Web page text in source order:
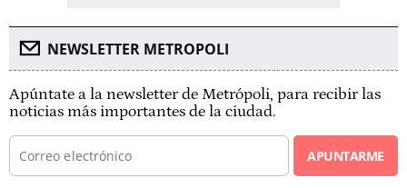
NEWSLETTER METROPOLI
Apúntate a la newsletter de Metrópoli, para recibir las
noticias más importantes de la ciudad.
APUNTARME